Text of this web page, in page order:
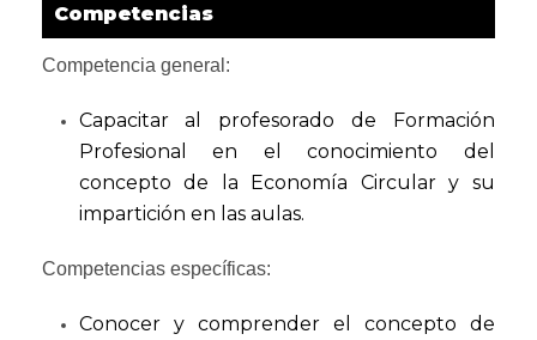
Competencias
Competencia general:
Capacitar al profesorado de Formación
Profesional en el conocimiento del
concepto de la Economía Circular y su
impartición en las aulas.
Competencias específicas:
Conocer y comprender el concepto de